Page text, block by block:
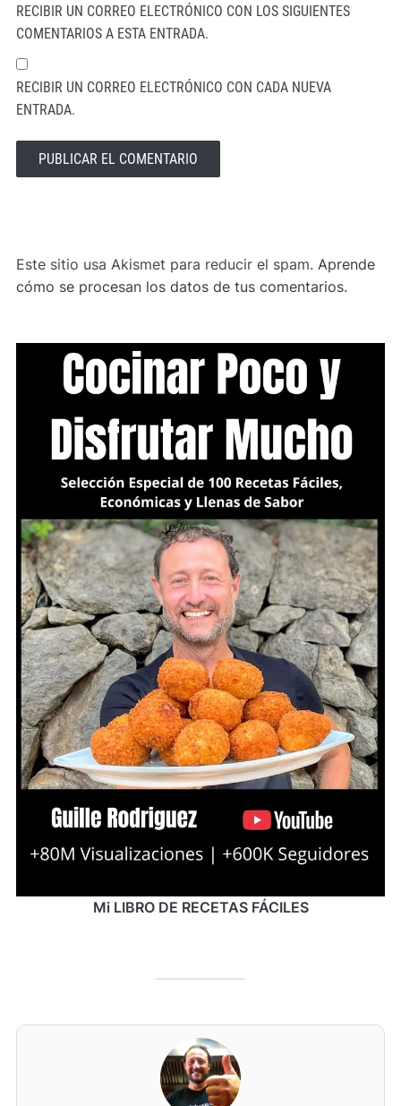
RECIBIR UN CORREO ELECTRÓNICO CON LOS SIGUIENTES
COMENTARIOS A ESTA ENTRADA.
RECIBIR UN CORREO ELECTRÓNICO CON CADA NUEVA
ENTRADA.
Este sitio usa Akismet para reducir el spam. Aprende
cómo se procesan los datos de tus comentarios.
Mi LIBRO DE RECETAS FÁCILES